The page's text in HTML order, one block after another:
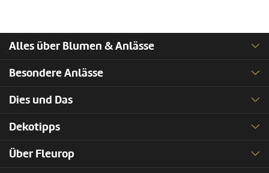
Alles über Blumen & Anlässe
Besondere Anlässe
Dies und Das
Dekotipps
Über Fleurop